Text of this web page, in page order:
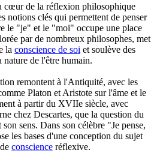
cœur de la réflexion philosophique
notions clés qui permettent de penser
le "je" et le "moi" occupe une place
par de nombreux philosophes, met
la conscience de soi et soulève des
nature de l'être humain.
remontent à l'Antiquité, avec les
Platon et Aristote sur l'âme et le
à partir du XVIIe siècle, avec
chez Descartes, que la question du
sens. Dans son célèbre "Je pense,
les bases d'une conception du sujet
conscience réflexive.